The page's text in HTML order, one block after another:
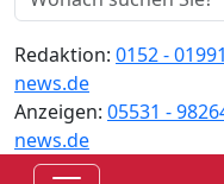
Redaktion: 0152 -
news.de
Anzeigen: 05531 -
news.de